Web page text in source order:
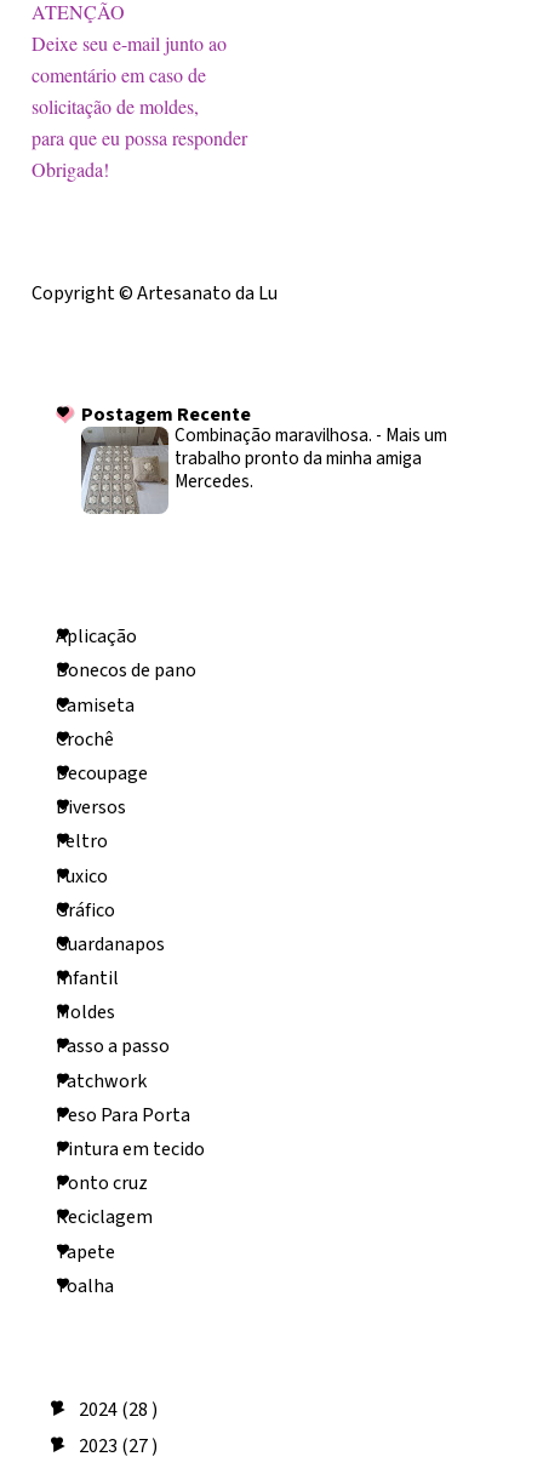
ATENÇÃO
Deixe seu e-mail junto ao
comentário em caso de
solicitação de moldes,
para que eu possa responder
Obrigada!
Copyright © Artesanato da Lu
Postagem Recente
Combinação maravilhosa. - Mais um
trabalho pronto da minha amiga
Mercedes.
Aplicação
Bonecos de pano
Camiseta
Crochê
Decoupage
Diversos
Feltro
Fuxico
Gráfico
Guardanapos
Infantil
Moldes
Passo a passo
Patchwork
Peso Para Porta
Pintura em tecido
Ponto cruz
Reciclagem
Tapete
Toalha
► 2024(28 )
► 2023 (27 )